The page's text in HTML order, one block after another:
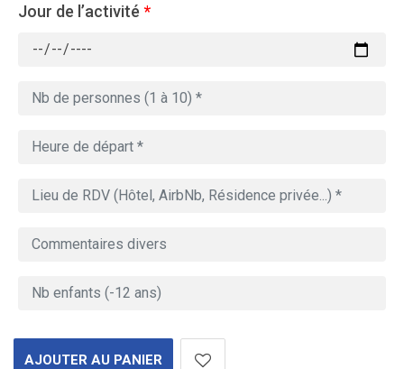
Jour de l’activité *
AJOUTER AU PANIER